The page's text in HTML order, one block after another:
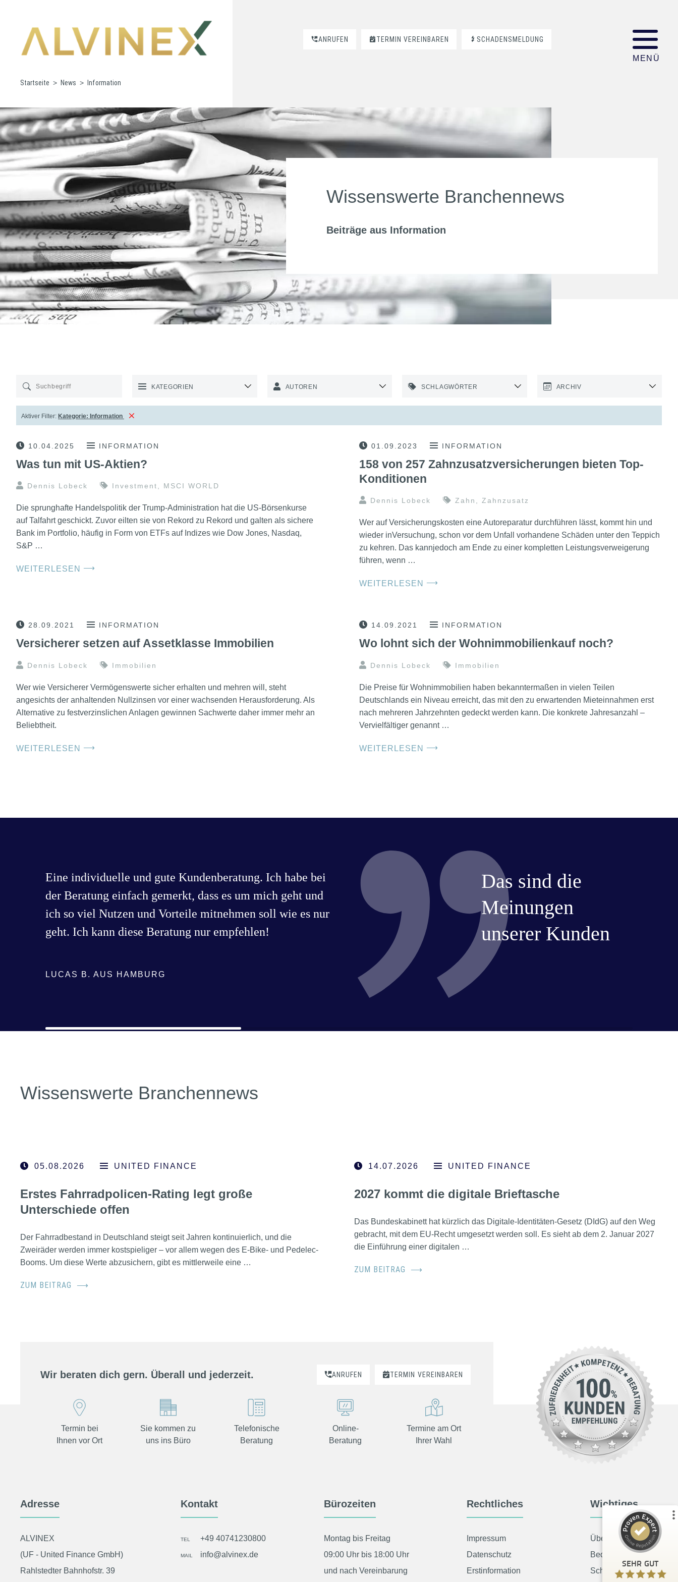
ANRUFEN TERMIN VEREINBAREN SCHADENSMELDUNG
Startseite News Information
Wissenswerte Branchennews
Beiträge aus Information
KATEGORIEN AUTOREN SCHLAGWÖRTER ARCHIV
Aktiver Filter: Kategorie: Information
10.04.2025 INFORMATION
Was tun mit US-Aktien?
Dennis Lobeck Investment, MSCI WORLD
Die sprunghafte Handelspolitik der Trump-Administration hat die US-Börsenkurse
auf Talfahrt geschickt. Zuvor eilten sie von Rekord zu Rekord und galten als sichere
Bank im Portfolio, häufig in Form von ETFs auf Indizes wie Dow Jones, Nasdaq,
S&P …
WEITERLESEN ⟶
01.09.2023 INFORMATION
158 von 257 Zahnzusatzversicherungen bieten Top-
Konditionen
Dennis Lobeck Zahn , Zahnzusatz
Wer auf Versicherungskosten eine Autoreparatur durchführen lässt, kommt hin und
wieder inVersuchung, schon vor dem Unfall vorhandene Schäden unter den Teppich
zu kehren. Das kannjedoch am Ende zu einer kompletten Leistungsverweigerung
führen, wenn …
WEITERLESEN ⟶
28.09.2021 INFORMATION
Versicherer setzen auf Assetklasse Immobilien
Dennis Lobeck Immobilien
Wer wie Versicherer Vermögenswerte sicher erhalten und mehren will, steht
angesichts der anhaltenden Nullzinsen vor einer wachsenden Herausforderung. Als
Alternative zu festverzinslichen Anlagen gewinnen Sachwerte daher immer mehr an
Beliebtheit.
WEITERLESEN ⟶
14.09.2021 INFORMATION
Wo lohnt sich der Wohnimmobilienkauf noch?
Dennis Lobeck Immobilien
Die Preise für Wohnimmobilien haben bekanntermaßen in vielen Teilen
Deutschlands ein Niveau erreicht, das mit den zu erwartenden Mieteinnahmen erst
nach mehreren Jahrzehnten gedeckt werden kann. Die konkrete Jahresanzahl –
Vervielfältiger genannt …
WEITERLESEN ⟶
Das sind die
Meinungen
unserer Kunden
Eine individuelle und gute Kundenberatung. Ich habe bei
der Beratung einfach gemerkt, dass es um mich geht und
ich so viel Nutzen und Vorteile mitnehmen soll wie es nur
geht. Ich kann diese Beratung nur empfehlen!
LUCAS B. AUS HAMBURG
Wissenswerte Branchennews
05.08.2026 UNITED FINANCE
Erstes Fahrradpolicen-Rating legt große
Unterschiede offen
Der Fahrradbestand in Deutschland steigt seit Jahren kontinuierlich, und die
Zweiräder werden immer kostspieliger – vor allem wegen des E-Bike- und Pedelec-
Booms. Um diese Werte abzusichern, gibt es mittlerweile eine …
ZUM BEITRAG ⟶
14.07.2026 UNITED FINANCE
2027 kommt die digitale Brieftasche
Das Bundeskabinett hat kürzlich das Digitale-Identitäten-Gesetz (DIdG) auf den Weg
gebracht, mit dem EU-Recht umgesetzt werden soll. Es sieht ab dem 2. Januar 2027
die Einführung einer digitalen …
ZUM BEITRAG ⟶
Wir beraten dich gern. Überall und jederzeit. ANRUFEN TERMIN VEREINBAREN
Termin bei
Ihnen vor Ort
Sie kommen zu
uns ins Büro
Telefonische
Beratung
Online-
Beratung
Termine am Ort
Ihrer Wahl
Adresse
ALVINEX
(UF - United Finance GmbH)
Rahlstedter Bahnhofstr. 39
Kontakt
TEL +49 40741230800
MAIL info@alvinex.de
Bürozeiten
Montag bis Freitag
09:00 Uhr bis 18:00 Uhr
und nach Vereinbarung
Rechtliches
Impressum
Datenschutz
Erstinformation
Wichtiges
Über uns
Bedarfsermittlung
Schadensmeldung
SEHR GUT
Kundenbewertungen und Erfahrungen zu
ALVINEX by UF - United Finance GmbH
4
Bewertungen auf
ProvenExpert.com
Blick aufs ProvenExpert-Profil werfen
Laura V.